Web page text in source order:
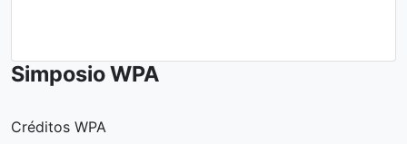
Simposio WPA
Créditos WPA